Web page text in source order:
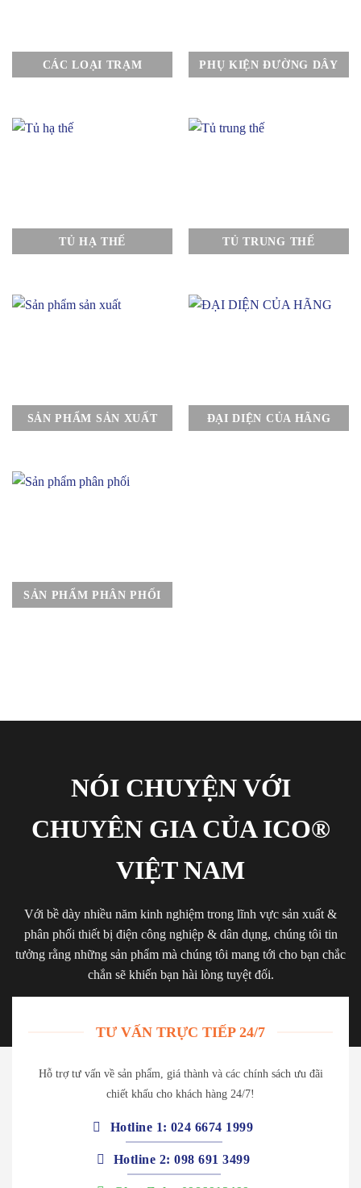
CÁC LOẠI TRẠM PHỤ KIỆN ĐƯỜNG DÂY
TỦ HẠ THẾ TỦ TRUNG THẾ
SẢN PHẨM SẢN XUẤT ĐẠI DIỆN CỦA HÃNG
SẢN PHẨM PHÂN PHỐI
NÓI CHUYỆN VỚI
CHUYÊN GIA CỦA ICO®
VIỆT NAM
Với bề dày nhiều năm kinh nghiệm trong lĩnh vực sản xuất &
phân phối thiết bị điện công nghiệp & dân dụng, chúng tôi tin
tưởng rằng những sản phẩm mà chúng tôi mang tới cho bạn chắc
chắn sẽ khiến bạn hài lòng tuyệt đối.
TƯ VẤN TRỰC TIẾP 24/7
Hỗ trợ tư vấn về sản phẩm, giá thành và các chính sách ưu đãi
chiết khấu cho khách hàng 24/7!
Hotline 1: 024 6674 1999
Hotline 2: 098 691 3499